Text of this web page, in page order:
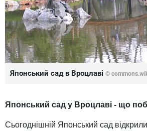
Японський сад в Вроцлаві ©
Японський сад у Вроцлаві - що
Сьогоднішній Японський сад